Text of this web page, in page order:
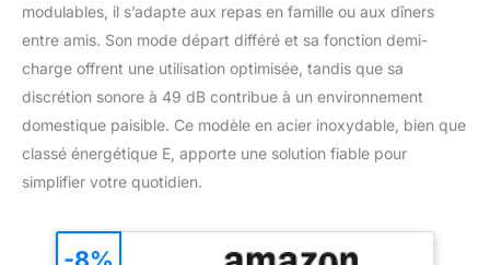
modulables, il s’adapte aux repas en famille ou aux dîners
entre amis. Son mode départ différé et sa fonction demi-
charge offrent une utilisation optimisée, tandis que sa
discrétion sonore à 49 dB contribue à un environnement
domestique paisible. Ce modèle en acier inoxydable, bien que
classé énergétique E, apporte une solution fiable pour
simplifier votre quotidien.
-8%